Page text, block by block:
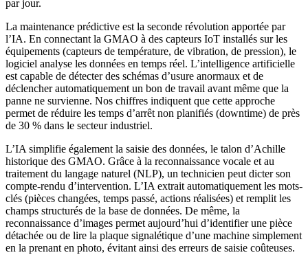
par jour.
La maintenance prédictive est la seconde révolution apportée par
l’IA. En connectant la GMAO à des capteurs IoT installés sur les
équipements (capteurs de température, de vibration, de pression), le
logiciel analyse les données en temps réel. L’intelligence artificielle
est capable de détecter des schémas d’usure anormaux et de
déclencher automatiquement un bon de travail avant même que la
panne ne survienne. Nos chiffres indiquent que cette approche
permet de réduire les temps d’arrêt non planifiés (downtime) de près
de 30 % dans le secteur industriel.
L’IA simplifie également la saisie des données, le talon d’Achille
historique des GMAO. Grâce à la reconnaissance vocale et au
traitement du langage naturel (NLP), un technicien peut dicter son
compte-rendu d’intervention. L’IA extrait automatiquement les mots-
clés (pièces changées, temps passé, actions réalisées) et remplit les
champs structurés de la base de données. De même, la
reconnaissance d’images permet aujourd’hui d’identifier une pièce
détachée ou de lire la plaque signalétique d’une machine simplement
en la prenant en photo, évitant ainsi des erreurs de saisie coûteuses.